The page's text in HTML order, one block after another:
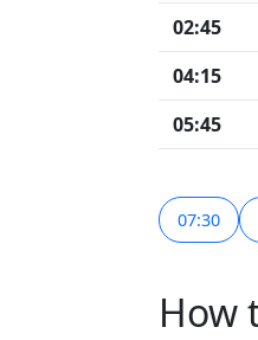
02:45
04:15
05:45
07:30
How